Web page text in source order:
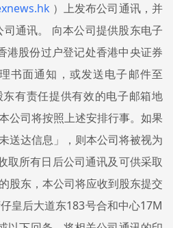
）上发布公司通讯，并
通讯。 向本公司提供股东电子
港股份过户登记处香港中央证券
书面通知，或发送电子邮件至
有责任提供有效的电子邮箱地
公司将按照上述安排行事。如果
送达信息」，则本公司将被视为
取所有日后公司通讯及可供采取
股东，本公司将应收到股东提交
皇后大道东183号合和中心17M